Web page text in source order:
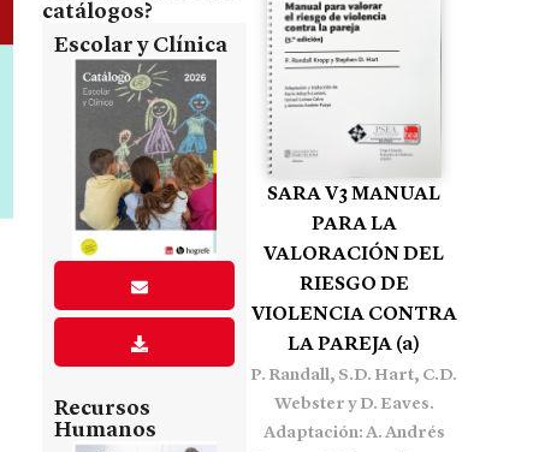
catálogos?
Escolar y Clínica
Recursos
Humanos
SARA V3 MANUAL
PARA LA
VALORACIÓN DEL
RIESGO DE
VIOLENCIA CONTRA
LA PAREJA (a)
P. Randall, S.D. Hart, C.D.
Webster y D. Eaves.
Adaptación: A. Andrés